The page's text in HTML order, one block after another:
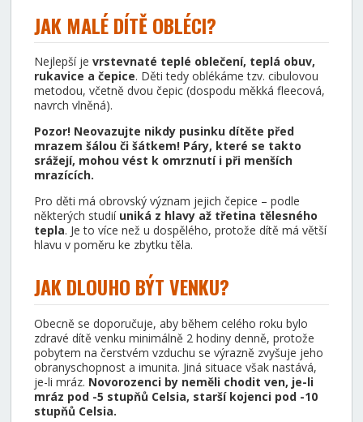
JAK MALÉ DÍTĚ OBLÉCI?
Nejlepší je vrstevnaté teplé oblečení, teplá obuv,
rukavice a čepice. Děti tedy oblékáme tzv. cibulovou
metodou, včetně dvou čepic (dospodu měkká fleecová,
navrch vlněná).
Pozor! Neovazujte nikdy pusinku dítěte před
mrazem šálou či šátkem! Páry, které se takto
srážejí, mohou vést k omrznutí i při menších
mrazících.
Pro děti má obrovský význam jejich čepice – podle
některých studií uniká z hlavy až třetina tělesného
tepla. Je to více než u dospělého, protože dítě má větší
hlavu v poměru ke zbytku těla.
JAK DLOUHO BÝT VENKU?
Obecně se doporučuje, aby během celého roku bylo
zdravé dítě venku minimálně 2 hodiny denně, protože
pobytem na čerstvém vzduchu se výrazně zvyšuje jeho
obranyschopnost a imunita. Jiná situace však nastává,
je-li mráz. Novorozenci by neměli chodit ven, je-li
mráz pod -5 stupňů Celsia, starší kojenci pod -10
stupňů Celsia.